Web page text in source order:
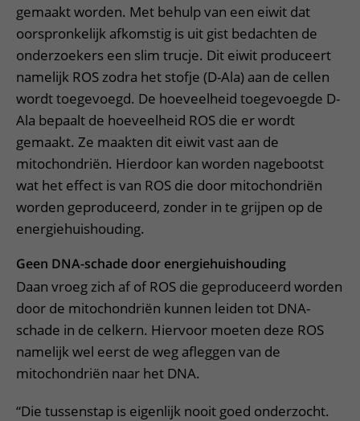
gemaakt worden. Met behulp van een eiwit dat
oorspronkelijk afkomstig is uit gist bedachten de
onderzoekers een slim trucje. Dit eiwit produceert
namelijk ROS zodra het stofje (D-Ala) aan de cellen
wordt toegevoegd. De hoeveelheid toegevoegde D-
Ala bepaalt de hoeveelheid ROS die er wordt
gemaakt. Ze maakten dit eiwit vast aan de
mitochondriën. Hierdoor kan worden nagebootst
wat het effect is van ROS die door mitochondriën
worden geproduceerd, zonder in te grijpen op de
energiehuishouding.
Geen DNA-schade door energiehuishouding
Daan vroeg zich af of ROS die geproduceerd worden
door de mitochondriën kunnen leiden tot DNA-
schade in de celkern. Hiervoor moeten deze ROS
namelijk wel eerst de weg afleggen van de
mitochondriën naar het DNA.
“Die tussenstap is eigenlijk nooit goed onderzocht.